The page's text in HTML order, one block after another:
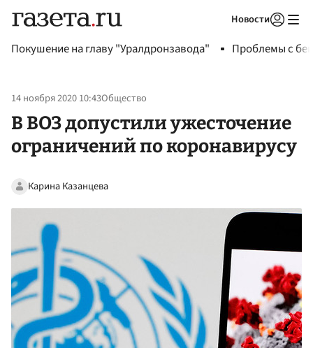
Новости
Покушение на главу "Уралдронзавода" Проблемы с
14 ноября 2020 10:43Общество
В ВОЗ допустили ужесточение
ограничений по коронавирусу
Карина Казанцева